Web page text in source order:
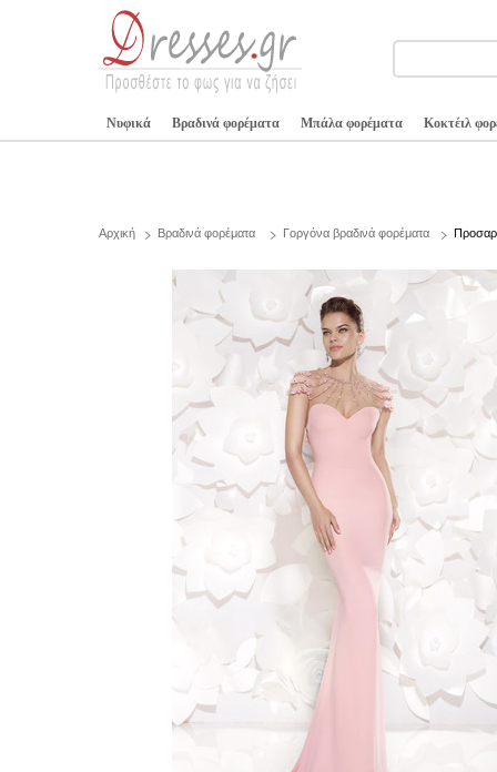
Νυφικά Βραδινά φορέματα Μπάλα φορέματα Κοκτέιλ
Αρχική Βραδινά φορέματα Γοργόνα βραδινά φορέματα